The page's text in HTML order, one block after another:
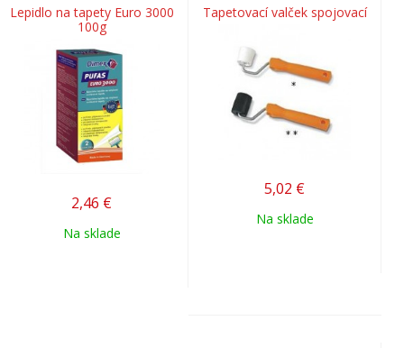
Lepidlo na tapety Euro 3000
100g
2,46 €
Na sklade
Tapetovací valček spojovací
5,02 €
Na sklade